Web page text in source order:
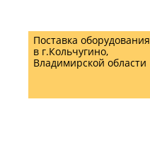
Поставка оборудования
в г.Кольчугино,
Владимирской области